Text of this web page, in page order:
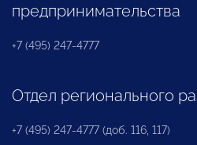
предпринимательства
+7 (495) 247-4777
Отдел регионального
+7 (495) 247-4777 (доб. 116, 117)